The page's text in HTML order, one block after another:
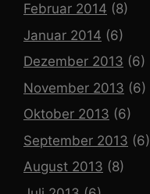
Februar 2014 (8)
Januar 2014 (6)
Dezember 2013 (6)
November 2013 (6)
Oktober 2013 (6)
September 2013 (6)
August 2013 (8)